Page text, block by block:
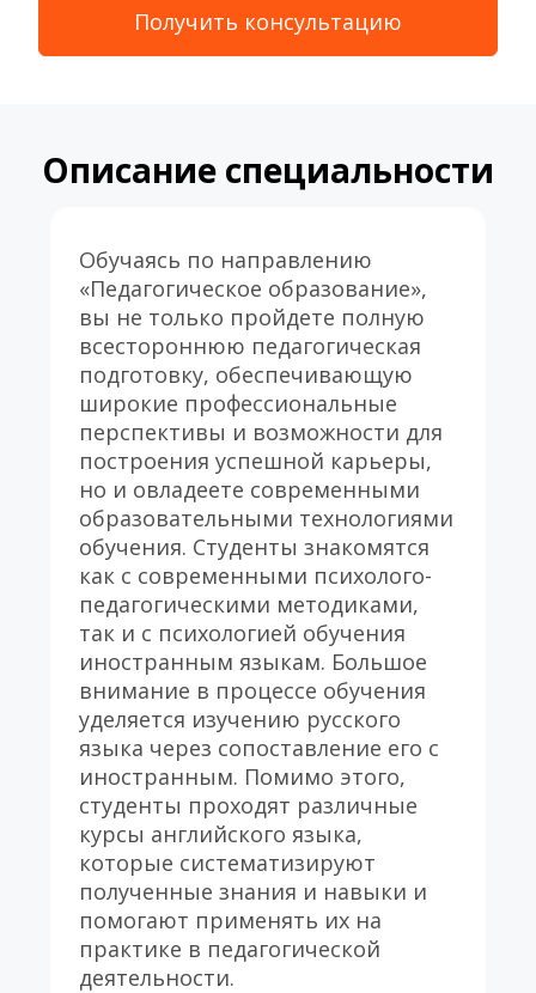
Получить консультацию
Описание специальности
Обучаясь по направлению
«Педагогическое образование»,
вы не только пройдете полную
всестороннюю педагогическая
подготовку, обеспечивающую
широкие профессиональные
перспективы и возможности для
построения успешной карьеры,
но и овладеете современными
образовательными технологиями
обучения. Студенты знакомятся
как с современными психолого-
педагогическими методиками,
так и с психологией обучения
иностранным языкам. Большое
внимание в процессе обучения
уделяется изучению русского
языка через сопоставление его с
иностранным. Помимо этого,
студенты проходят различные
курсы английского языка,
которые систематизируют
полученные знания и навыки и
помогают применять их на
практике в педагогической
деятельности.